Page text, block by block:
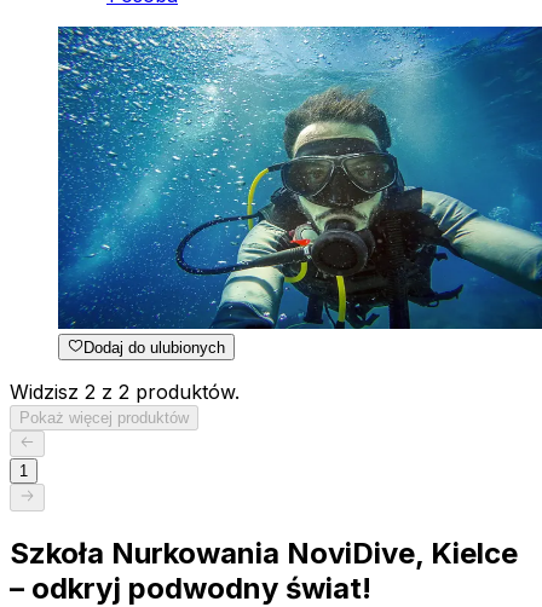
Dodaj do ulubionych
Widzisz 2 z 2 produktów.
Pokaż więcej produktów
1
Szkoła Nurkowania NoviDive, Kielce
– odkryj podwodny świat!